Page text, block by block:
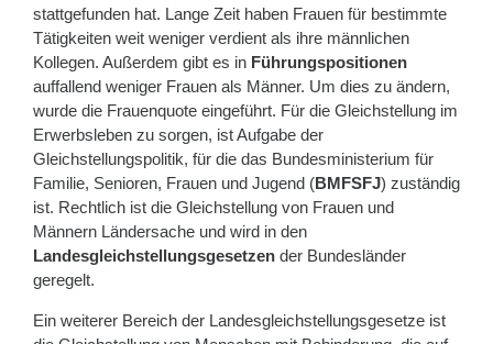
stattgefunden hat. Lange Zeit haben Frauen für bestimmte
Tätigkeiten weit weniger verdient als ihre männlichen
Kollegen. Außerdem gibt es in Führungspositionen
auffallend weniger Frauen als Männer. Um dies zu ändern,
wurde die Frauenquote eingeführt. Für die Gleichstellung im
Erwerbsleben zu sorgen, ist Aufgabe der
Gleichstellungspolitik, für die das Bundesministerium für
Familie, Senioren, Frauen und Jugend (BMFSFJ) zuständig
ist. Rechtlich ist die Gleichstellung von Frauen und
Männern Ländersache und wird in den
Landesgleichstellungsgesetzen der Bundesländer
geregelt.
Ein weiterer Bereich der Landesgleichstellungsgesetze ist